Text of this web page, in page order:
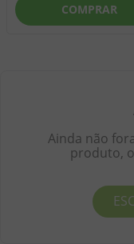
COMPRAR
Ainda não
produto,